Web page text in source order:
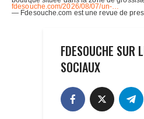
FDESOUCHE SUR
SOCIAUX